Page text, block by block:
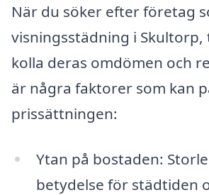
När du söker efter företag
visningsstädning i Skultorp,
kolla deras omdömen och
är några faktorer som kan
prissättningen:
Ytan på bostaden:
betydelse för städtiden